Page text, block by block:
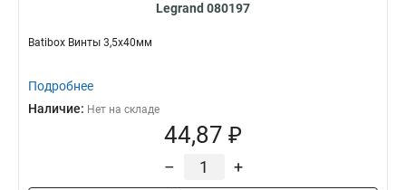
Legrand 080197
Batibox Винты 3,5x40мм
Подробнее
Наличие: Нет на складе
44,87 ₽
– +